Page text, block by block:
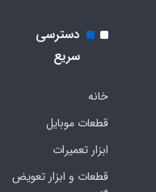
دسترسی
سریع
خانه
قطعات موبایل
ابزار تعمیرات
قطعات و ابزار تعویض